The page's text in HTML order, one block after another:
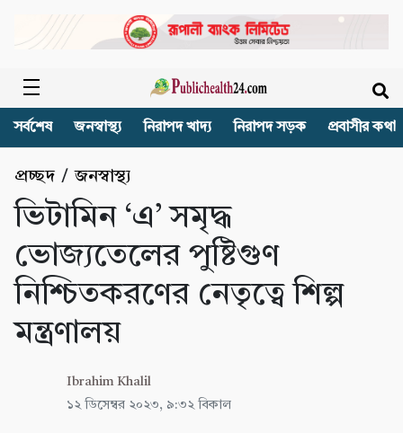
সর্বশেষ জনস্বাস্থ্য নিরাপদ খাদ্য নিরাপদ সড়ক প্রবাসীর কথা
প্রচ্ছদ /জনস্বাস্থ্য
ভিটামিন ‘এ’ সমৃদ্ধ
ভোজ্যতেলের পুষ্টিগুণ
নিশ্চিতকরণের নেতৃত্বে শিল্প
মন্ত্রণালয়
Ibrahim Khalil
১২ ডিসেম্বর ২০২৩, ৯:৩২ বিকাল